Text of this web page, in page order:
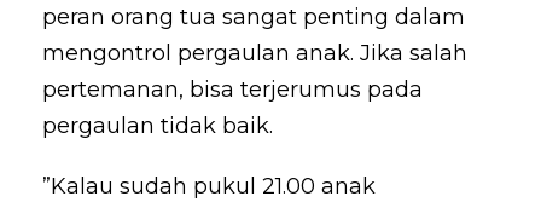
peran orang tua sangat penting dalam
mengontrol pergaulan anak. Jika salah
pertemanan, bisa terjerumus pada
pergaulan tidak baik.
”Kalau sudah pukul 21.00 anak